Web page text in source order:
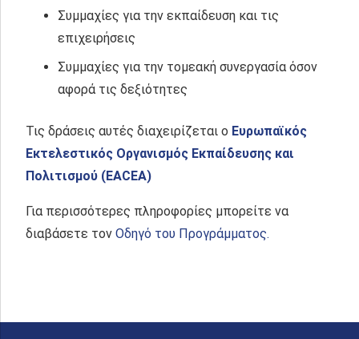
Συμμαχίες για την εκπαίδευση και τις
επιχειρήσεις
Συμμαχίες για την τομεακή συνεργασία όσον
αφορά τις δεξιότητες
Τις δράσεις αυτές διαχειρίζεται ο Ευρωπαϊκός
Εκτελεστικός Οργανισμός Εκπαίδευσης και
Πολιτισμού (EACEA)
Για περισσότερες πληροφορίες μπορείτε να
διαβάσετε τον Οδηγό του Προγράμματος.